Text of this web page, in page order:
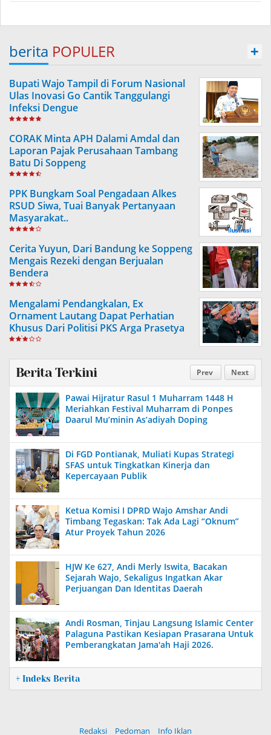
berita POPULER +
Bupati Wajo Tampil di Forum Nasional
Ulas Inovasi Go Cantik Tanggulangi
Infeksi Dengue
CORAK Minta APH Dalami Amdal dan
Laporan Pajak Perusahaan Tambang
Batu Di Soppeng
PPK Bungkam Soal Pengadaan Alkes
RSUD Siwa, Tuai Banyak Pertanyaan
Masyarakat..
Cerita Yuyun, Dari Bandung ke Soppeng
Mengais Rezeki dengan Berjualan
Bendera
Mengalami Pendangkalan, Ex
Ornament Lautang Dapat Perhatian
Khusus Dari Politisi PKS Arga Prasetya
Ashar
Prev Next
Berita Terkini
Pawai Hijratur Rasul 1 Muharram 1448 H
Meriahkan Festival Muharram di Ponpes
Daarul Mu’minin As’adiyah Doping
Di FGD Pontianak, Muliati Kupas Strategi
SFAS untuk Tingkatkan Kinerja dan
Kepercayaan Publik
Ketua Komisi I DPRD Wajo Amshar Andi
Timbang Tegaskan: Tak Ada Lagi “Oknum”
Atur Proyek Tahun 2026
HJW Ke 627, Andi Merly Iswita, Bacakan
Sejarah Wajo, Sekaligus Ingatkan Akar
Perjuangan Dan Identitas Daerah
Andi Rosman, Tinjau Langsung Islamic Center
Palaguna Pastikan Kesiapan Prasarana Untuk
Pemberangkatan Jama'ah Haji 2026.
+ Indeks Berita
Redaksi Pedoman Info Iklan